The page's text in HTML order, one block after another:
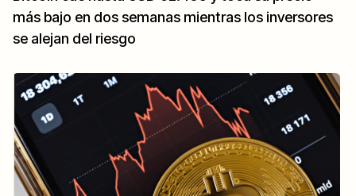
más bajo en dos semanas mientras los inversores
se alejan del riesgo